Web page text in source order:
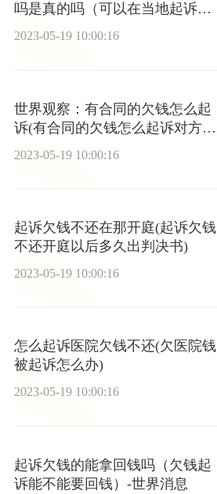
吗是真的吗（可以在当地起诉京
东吗）
2023-05-19 10:00:16
世界观察：有合同的欠钱怎么起
诉(有合同的欠钱怎么起诉对方
2023-05-19 10:00:16
起诉欠钱不还在那开庭(起诉欠钱
不还开庭以后多久出判决书)
2023-05-19 10:00:16
怎么起诉医院欠钱不还(欠医院钱
被起诉怎么办)
2023-05-19 10:00:16
起诉欠钱的能拿回钱吗（欠钱起
诉能不能要回钱）-世界消息